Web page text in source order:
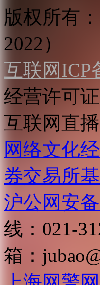
版权所有：
2022）
互联网ICP
经营许可
互联网直
网络文化
券交易所
沪公网安
线：021-
箱：